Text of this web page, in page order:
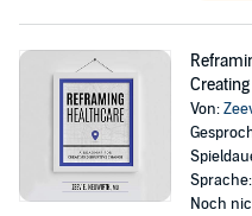
Von:
Noch